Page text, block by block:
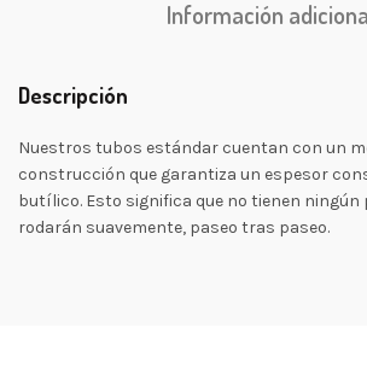
Información
Descripción
Nuestros tubos estándar cuentan con un
construcción que garantiza un espesor
butílico. Esto significa que no tienen ningún
rodarán suavemente, paseo tras paseo.